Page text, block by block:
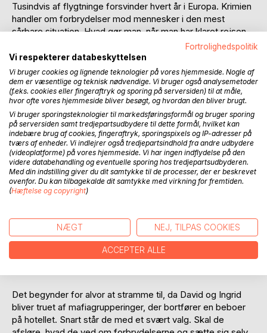
Tusindvis af flygtninge forsvinder hvert år i Europa. Krimien
handler om forbrydelser mod mennesker i den mest
sårbare situation. Hvad gør man, når man har klaret rejsen
over Middelhavet og står i Europa uden penge?
Plottet indeholder et samfundsrelevant dilemma, der
vedrører os alle. EU og forskellige organisationer har i
årevis har forsøgt at gøre noget ved problemet. Men der er
stærke kræfter, der arbejder i andre retninger.
Handlingen udspiller sig i Firenze, hvor en flygtning findes
omkommet i Arnofloden. Hans skader er karakteristiske og
sættes i forbindelse med andre flygtninge, der har været
udsat for den samme forbrydelse.
Journalisten David Lassen er blevet fyret, fordi han
sine broer og forfølger sporene i sagen om de forsvundne
flygtninge til Firenze. På hotellet Petit Albergo, møder han
den unge Ingrid Andersen, som sidder i kørestol efter en
ulykke. Deres venskab starter med et skænderi, men snart
Det begynder for alvor at stramme til, da David og Ingrid
bliver truet af mafiagrupperinger, der bortfører en beboer
på hotellet. Snart står de med et svært valg. Skal de
Fortrolighedspolitik
Vi respekterer databeskyttelsen
Vi bruger cookies og lignende teknologier på vores hjemmeside. Nogle af
dem er væsentlige og teknisk nødvendige. Vi bruger også analysemetoder
(f.eks. cookies eller fingeraftryk og sporing på serversiden) til at måle,
hvor ofte vores hjemmeside bliver besøgt, og hvordan den bliver brugt.
Vi bruger sporingsteknologier til markedsføringsformål og bruger sporing
på serversiden samt tredjepartsudbydere til dette formål, hvilket kan
indebære brug af cookies, fingeraftryk, sporingspixels og IP-adresser på
tværs af enheder. Vi indlejrer også tredjepartsindhold fra andre udbydere
(videoplatforme) på vores hjemmeside. Vi har ingen indflydelse på den
videre databehandling og eventuelle sporing hos tredjepartsudbyderen.
Med din indstilling giver du dit samtykke til de processer, der er beskrevet
ovenfor. Du kan tilbagekalde dit samtykke med virkning for fremtiden.
(Hæftelse og copyright)
NÆGT NEJ, TILPAS COOKIES
ACCEPTER ALLE